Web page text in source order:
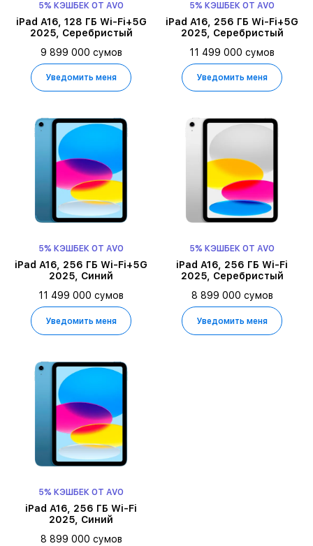
5% КЭШБЕК ОТ AVO
iPad A16, 128 ГБ Wi-Fi+5G
2025, Серебристый
9 899 000 сумов
Уведомить меня
5% КЭШБЕК ОТ AVO
iPad A16, 256 ГБ Wi-Fi+5G
2025, Серебристый
11 499 000 сумов
Уведомить меня
5% КЭШБЕК ОТ AVO
iPad A16, 256 ГБ Wi-Fi+5G
2025, Синий
11 499 000 сумов
Уведомить меня
5% КЭШБЕК ОТ AVO
iPad A16, 256 ГБ Wi-Fi
2025, Серебристый
8 899 000 сумов
Уведомить меня
5% КЭШБЕК ОТ AVO
iPad A16, 256 ГБ Wi-Fi
2025, Синий
8 899 000 сумов